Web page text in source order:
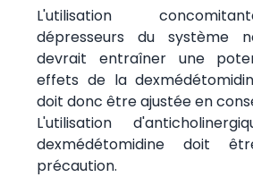
L'utilisation
dépresseurs du système
devrait entraîner une
effets de la
doit donc être ajustée en
L'utilisation
dexmédétomidine doit
précaution.